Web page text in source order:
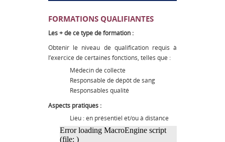
FORMATIONS QUALIFIANTES
Les + de ce type de formation :
Obtenir le niveau de qualification requis à
l’exercice de certaines fonctions, telles que :
Médecin de collecte
Responsable de dépôt de sang
Responsables qualité
Aspects pratiques :
Lieu : en présentiel et/ou à distance
Error loading MacroEngine script
(file: )